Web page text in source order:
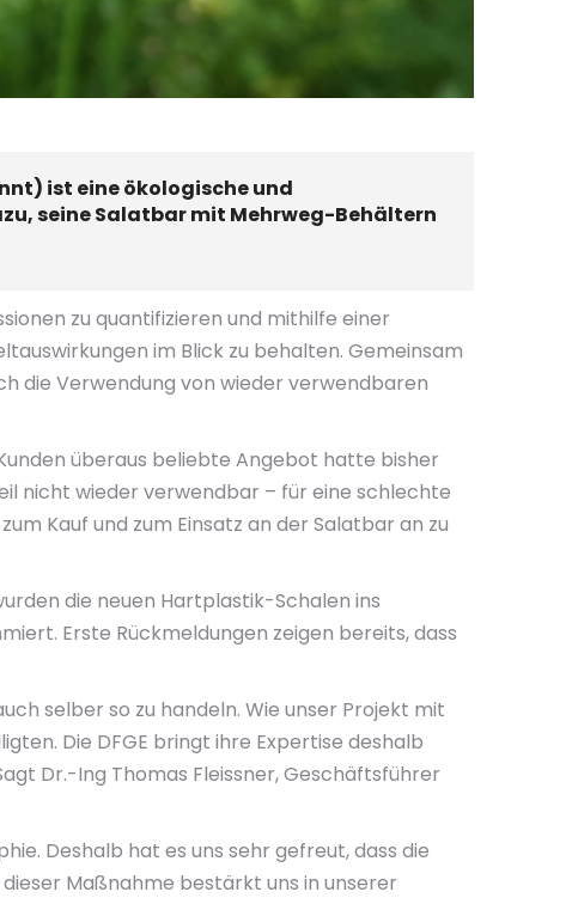
ist eine ökologische und
seine Salatbar mit Mehrweg-Behältern
zu quantifizieren und mithilfe einer
im Blick zu behalten. Gemeinsam
die Verwendung von wieder verwendbaren
überaus beliebte Angebot hatte bisher
nicht wieder verwendbar – für eine schlechte
Kauf und zum Einsatz an der Salatbar an zu
die neuen Hartplastik-Schalen ins
Erste Rückmeldungen zeigen bereits, dass
selber so zu handeln. Wie unser Projekt mit
Die DFGE bringt ihre Expertise deshalb
Dr.-Ing Thomas Fleissner, Geschäftsführer
Deshalb hat es uns sehr gefreut, dass die
Maßnahme bestärkt uns in unserer